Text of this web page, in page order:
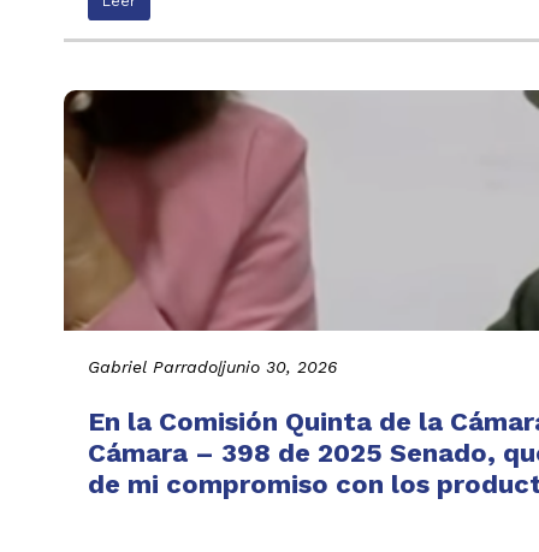
Gabriel Parrado|junio 30, 2026
En la Comisión Quinta de la
Cámara – 398 de 2025 Senado,
de mi compromiso con los